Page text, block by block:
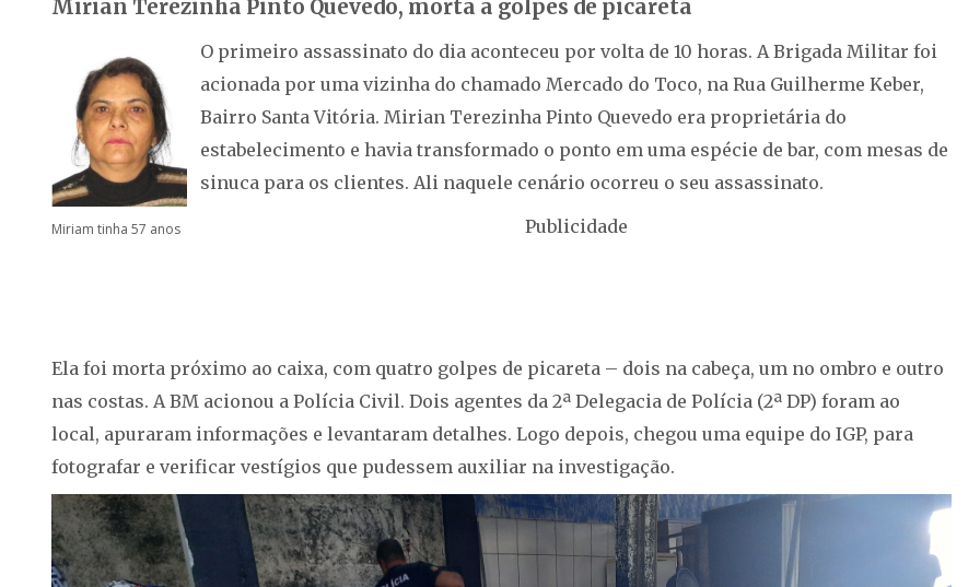
Mirian Terezinha Pinto Quevedo, morta a golpes de picareta
Miriam tinha 57 anos
O primeiro assassinato do dia aconteceu por volta de 10 horas. A Brigada Militar foi
acionada por uma vizinha do chamado Mercado do Toco, na Rua Guilherme Keber,
Bairro Santa Vitória. Mirian Terezinha Pinto Quevedo era proprietária do
estabelecimento e havia transformado o ponto em uma espécie de bar, com mesas de
sinuca para os clientes. Ali naquele cenário ocorreu o seu assassinato.
Publicidade
Ela foi morta próximo ao caixa, com quatro golpes de picareta – dois na cabeça, um no ombro e outro
nas costas. A BM acionou a Polícia Civil. Dois agentes da 2ª Delegacia de Polícia (2ª DP) foram ao
local, apuraram informações e levantaram detalhes. Logo depois, chegou uma equipe do IGP, para
fotografar e verificar vestígios que pudessem auxiliar na investigação.